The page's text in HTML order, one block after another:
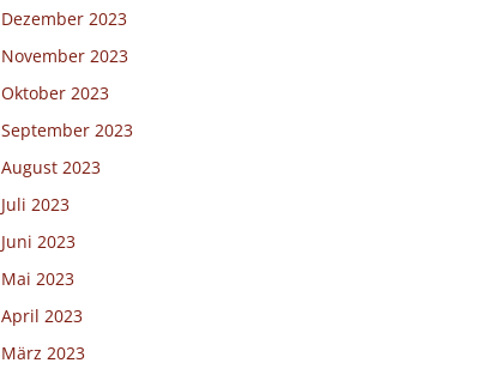
Dezember 2023
November 2023
Oktober 2023
September 2023
August 2023
Juli 2023
Juni 2023
Mai 2023
April 2023
März 2023